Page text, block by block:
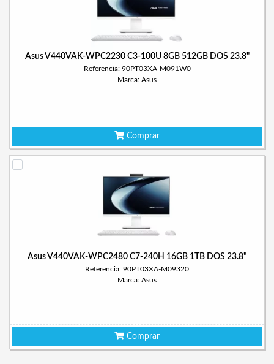
Asus V440VAK-WPC2230 C3-100U 8GB 512GB DOS 23.8"
Referencia: 90PT03XA-M091W0
Marca: Asus
Comprar
Asus V440VAK-WPC2480 C7-240H 16GB 1TB DOS 23.8"
Referencia: 90PT03XA-M09320
Marca: Asus
Comprar